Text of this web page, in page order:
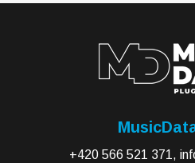
+420 566 521 371 ,